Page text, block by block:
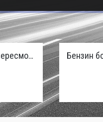
Таможенная служба РФ пересмотрела правила ввоза машин из ЕАЭС и начисляет пени покупателям